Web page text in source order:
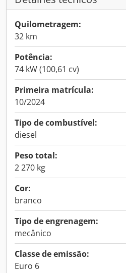
Quilometragem:
32 km
Potência:
74 kW (100,61 cv)
Primeira matrícula:
10/2024
Tipo de combustível:
diesel
Peso total:
2 270 kg
Cor:
branco
Tipo de engrenagem:
mecânico
Classe de emissão:
Euro 6